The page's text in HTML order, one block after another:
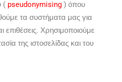
( pseudonymising ) όπου
τα συστήματα μας για
επιθέσεις. Χρησιμοποιούμε
της ιστοσελίδας και του